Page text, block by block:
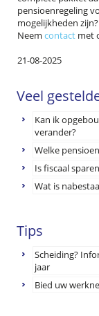
pensioenregeling
mogelijkheden
Neem contact met
21-08-2025
Veel
Kan ik
verander?
Welke
Is fiscaal
Wat is
Tips
Scheiding?
jaar
Bied uw